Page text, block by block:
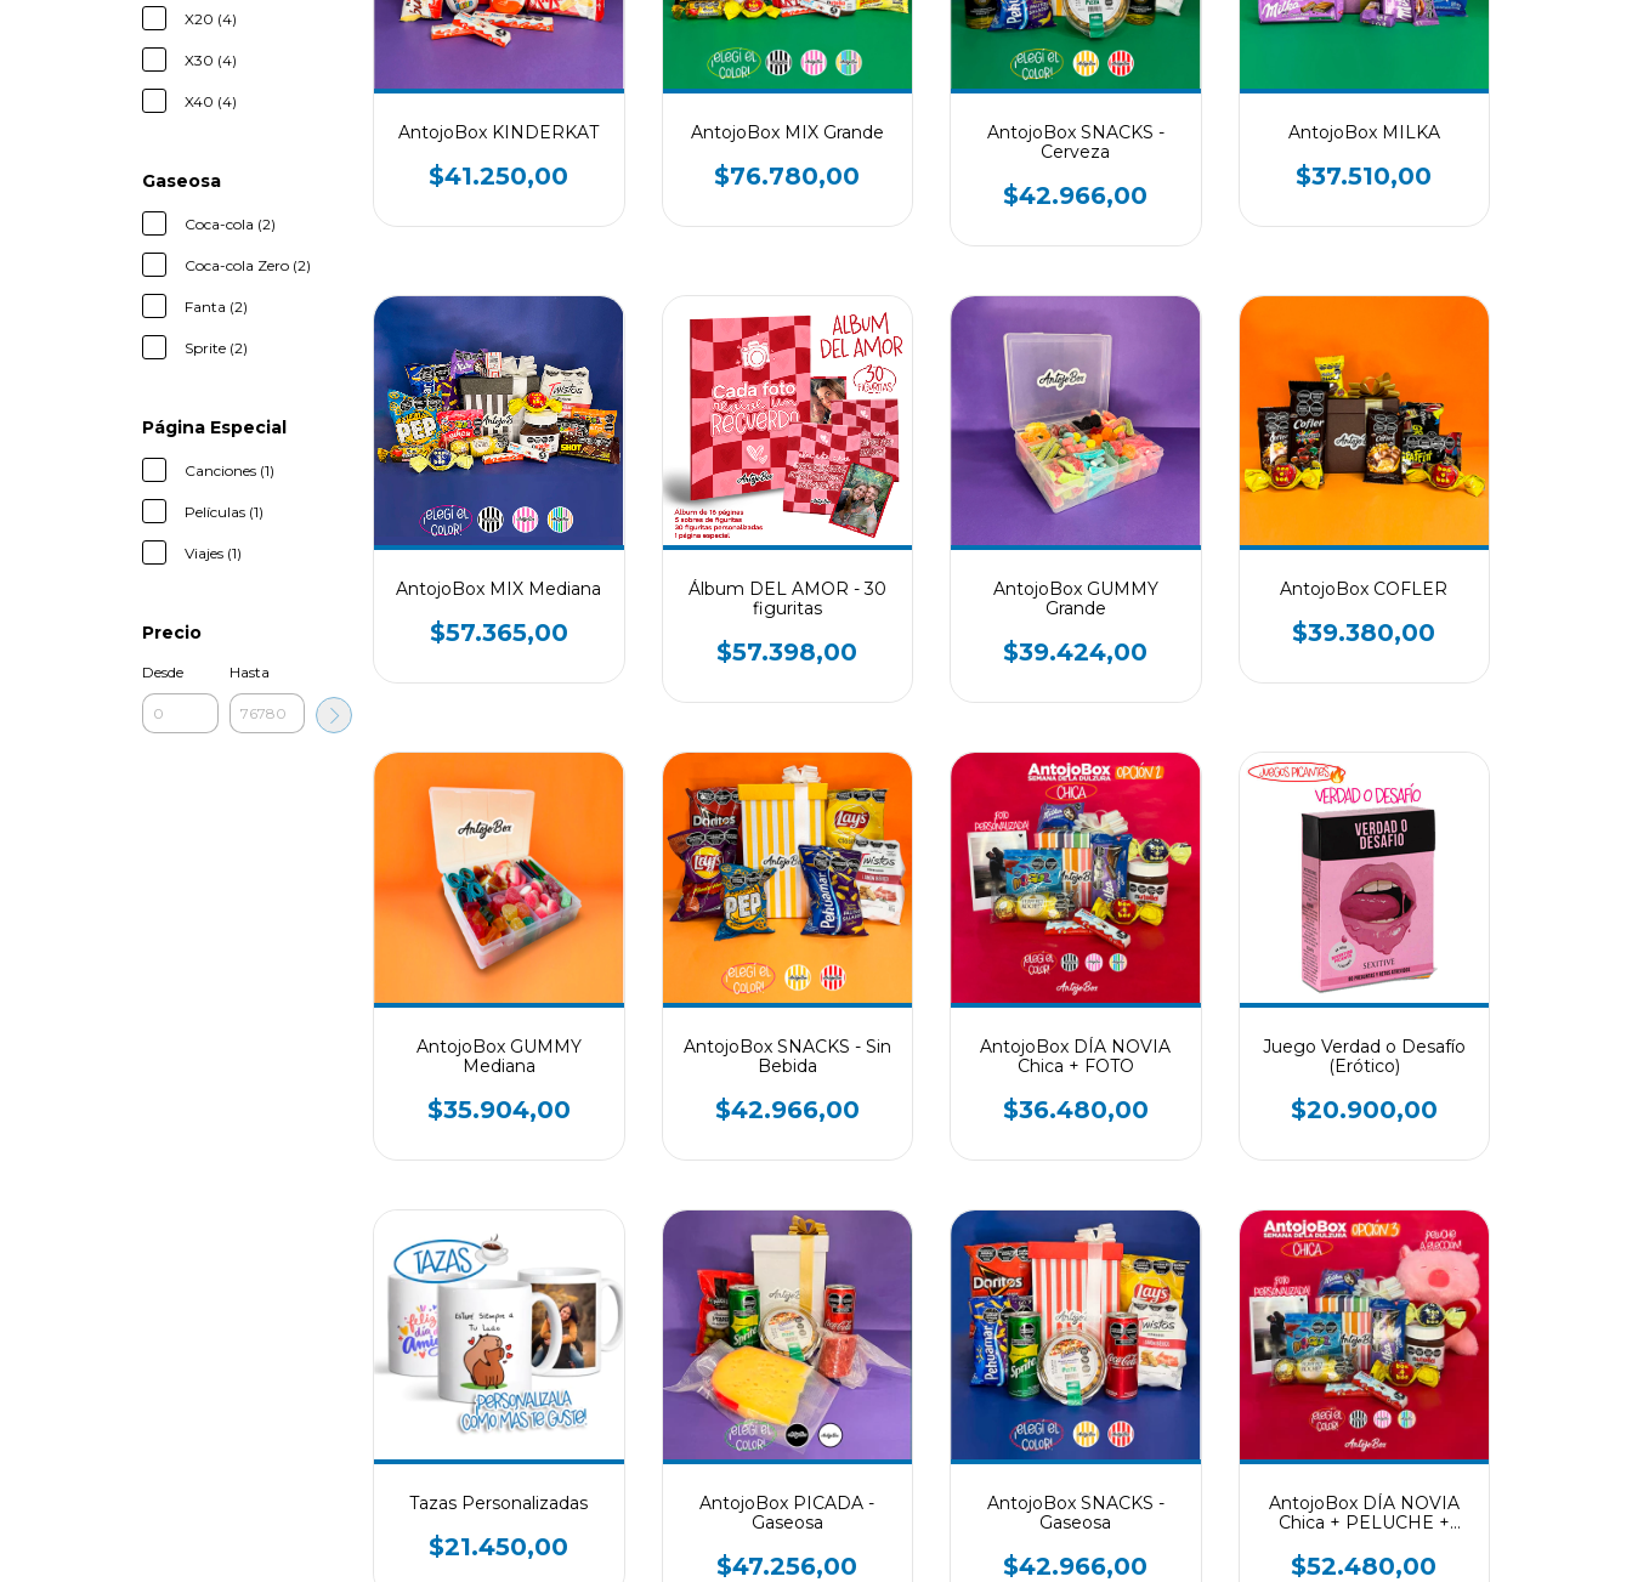
X20 (4)
X30 (4)
X40 (4)
Gaseosa
Coca-cola (2)
Coca-cola Zero (2)
Fanta (2)
Sprite (2)
Página Especial
Canciones (1)
Películas (1)
Viajes (1)
Precio
Desde Hasta
AntojoBox KINDERKAT
$41.250,00
AntojoBox MIX Grande
$76.780,00
AntojoBox SNACKS -
Cerveza
$42.966,00
AntojoBox MILKA
$37.510,00
AntojoBox MIX Mediana
$57.365,00
Álbum DEL AMOR - 30
figuritas
$57.398,00
AntojoBox GUMMY
Grande
$39.424,00
AntojoBox COFLER
$39.380,00
AntojoBox GUMMY
Mediana
$35.904,00
AntojoBox SNACKS - Sin
Bebida
$42.966,00
AntojoBox DÍA NOVIA
Chica + FOTO
$36.480,00
Juego Verdad o Desafío
(Erótico)
$20.900,00
Tazas Personalizadas
$21.450,00
AntojoBox PICADA -
Gaseosa
$47.256,00
AntojoBox SNACKS -
Gaseosa
$42.966,00
AntojoBox DÍA NOVIA
Chica + PELUCHE +
$52.480,00